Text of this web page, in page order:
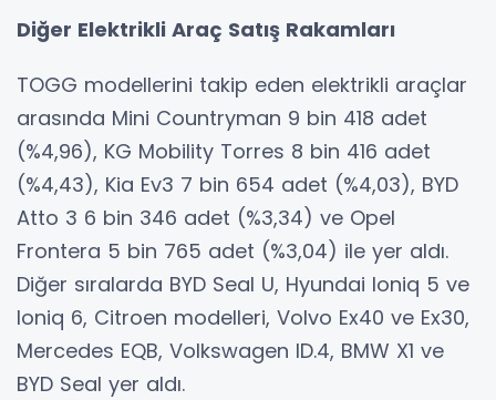
Diğer Elektrikli Araç Satış Rakamları
TOGG modellerini takip eden elektrikli araçlar
arasında Mini Countryman 9 bin 418 adet
(%4,96), KG Mobility Torres 8 bin 416 adet
(%4,43), Kia Ev3 7 bin 654 adet (%4,03), BYD
Atto 3 6 bin 346 adet (%3,34) ve Opel
Frontera 5 bin 765 adet (%3,04) ile yer aldı.
Diğer sıralarda BYD Seal U, Hyundai Ioniq 5 ve
Ioniq 6, Citroen modelleri, Volvo Ex40 ve Ex30,
Mercedes EQB, Volkswagen ID.4, BMW X1 ve
BYD Seal yer aldı.